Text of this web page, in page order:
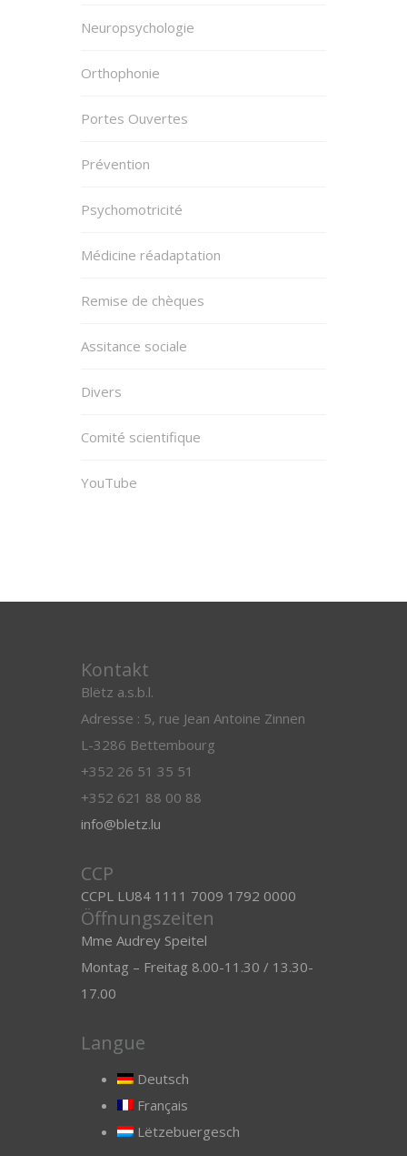
Neuropsychologie
Orthophonie
Portes Ouvertes
Prévention
Psychomotricité
Médicine réadaptation
Remise de chèques
Assitance sociale
Divers
Comité scientifique
YouTube
Kontakt
Blëtz a.s.b.l.
Adresse : 5, rue Jean Antoine Zinnen
L-3286 Bettembourg
+352 26 51 35 51
+352 621 88 00 88
info@bletz.lu
CCP
CCPL LU84 1111 7009 1792 0000
Öffnungszeiten
Mme Audrey Speitel
Montag – Freitag 8.00-11.30 / 13.30-
17.00
Langue
Deutsch
Français
Lëtzebuergesch